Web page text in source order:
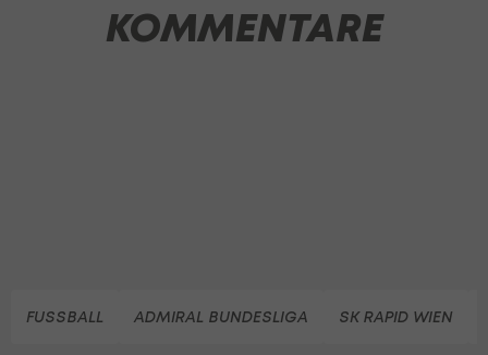
KOMMENTARE
FUSSBALL ADMIRAL BUNDESLIGA SK RAPID WIEN